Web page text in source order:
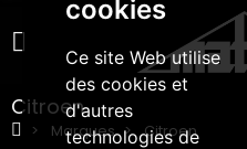
cookies
Ce site Web utilise
des cookies et
d'autres
technologies de
Citroen
Marques Citroen